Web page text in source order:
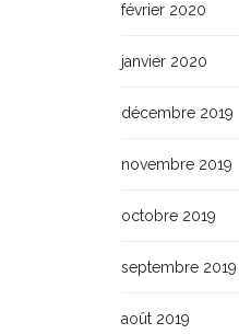
février 2020
janvier 2020
décembre 2019
novembre 2019
octobre 2019
septembre 2019
août 2019